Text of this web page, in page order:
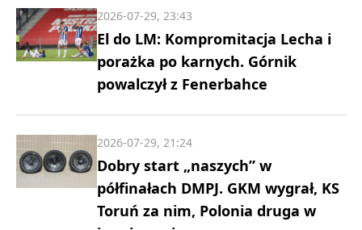
El do LM: Kompromitacja Lecha i
porażka po karnych. Górnik
powalczył z Fenerbahce
2026-07-29, 23:43
Dobry start „naszych” w
półfinałach DMPJ. GKM wygrał, KS
Toruń za nim, Polonia druga w
2026-07-29, 21:24